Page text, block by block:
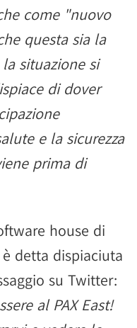
come "nuovo
questa sia la
situazione si
di dover
e la sicurezza
prima di
house di
detta dispiaciuta
su Twitter:
al PAX East!